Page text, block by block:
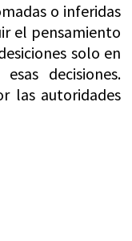
o inferidas
el pensamiento
solo en
decisiones.
las autoridades